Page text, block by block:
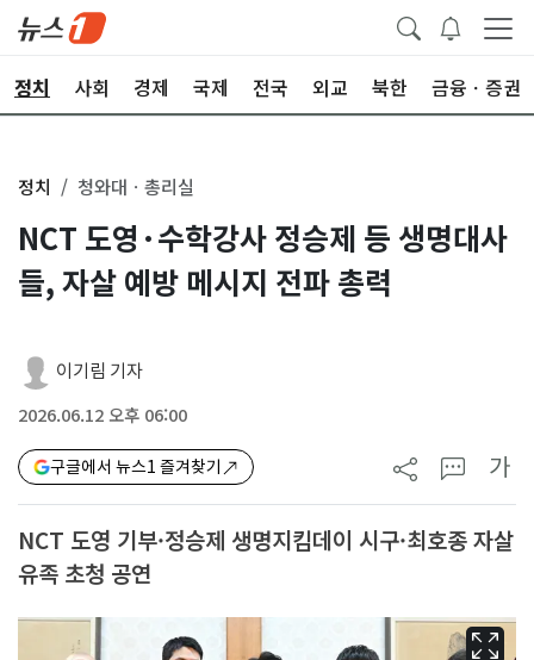
정치 사회 경제 국제 전국 외교 북한 금융ㆍ증권
정치 청와대ㆍ총리실
NCT 도영·수학강사 정승제 등 생명대사
들, 자살 예방 메시지 전파 총력
이기림 기자
2026.06.12 오후 06:00
구글에서 뉴스1 즐겨찾기 가
NCT 도영 기부·정승제 생명지킴데이 시구·최호종 자살
유족 초청 공연